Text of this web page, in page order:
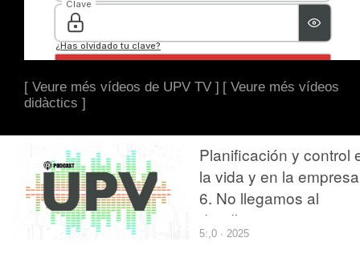
[ Veure més vídeos de UPV TV ] [ Veure més vídeos
didàctics ]
Planificación y control
la vida y en la
6. No llegamos al
deadline: ¿revisamos
plan o seguimos igual?
5:,0 · 2025